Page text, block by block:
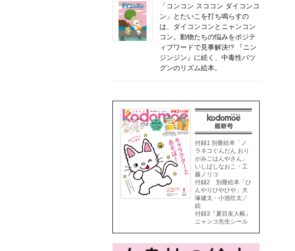
「コンコン スココン ダイコンコ
ン」とたいこを打ち鳴らすの
は、ダイコンコンとニャンコン
コン。動物たちの悩みをポジテ
ィブワードで見事解決!? 『ニン
ジンジン』に続く、中毒性バツ
グンのリズム絵本。
付録1 別冊絵本「ノ
ラネコぐんだん おり
がみごはんやさん」
いしばしなおこ・工
藤ノリコ
付録2 別冊絵本「ひ
んやりひやひや」大
塚健太・小池壮太／
絵
付録3『夏目友人帳』
ニャンコ先生シール